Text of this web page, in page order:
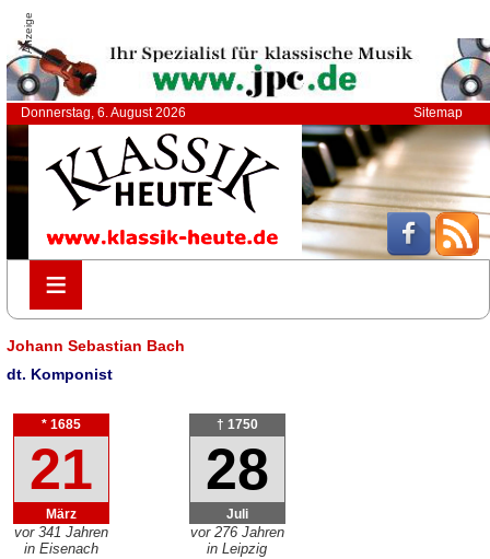
Anzeige
Donnerstag, 6. August 2026 Sitemap
≡
≡
Johann Sebastian Bach
dt. Komponist
* 1685
21
März
vor 341 Jahren
in Eisenach
† 1750
28
Juli
vor 276 Jahren
in Leipzig